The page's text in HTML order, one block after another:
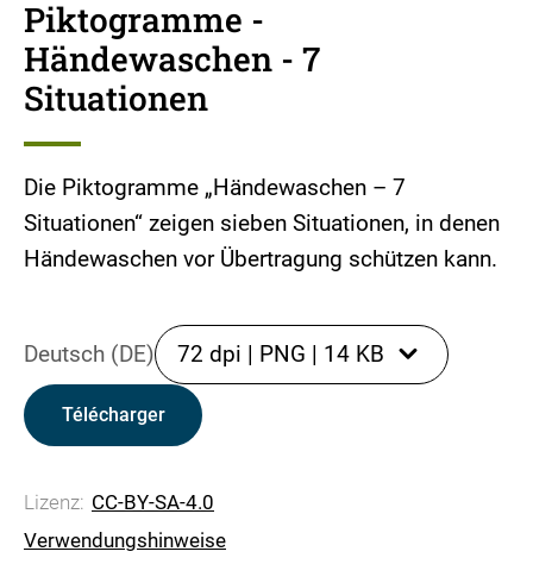
Piktogramme -
Händewaschen - 7
Situationen
Die Piktogramme „Händewaschen – 7
Situationen“ zeigen sieben Situationen, in denen
Händewaschen vor Übertragung schützen kann.
Deutsch (DE) 72 dpi | PNG | 14 KB
Télécharger
Lizenz: CC-BY-SA-4.0
Verwendungshinweise